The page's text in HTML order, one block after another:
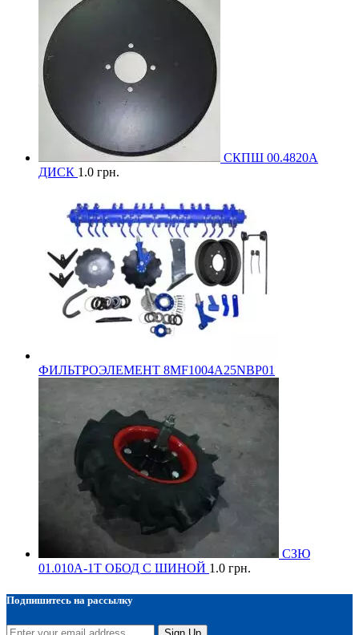
СКПШ 00.4820А
ДИСК 1.0 грн.
ФИЛЬТРОЭЛЕМЕНТ 8MF1004A25NBP01
СЗЮ
01.010А-1Т ОБОД С ШИНОЙ 1.0 грн.
Подпишитесь на рассылку